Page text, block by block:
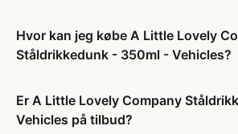
Hvor kan jeg købe A Little Lovely
Ståldrikkedunk - 350ml - Vehicles?
Er A Little Lovely Company
Vehicles på tilbud?